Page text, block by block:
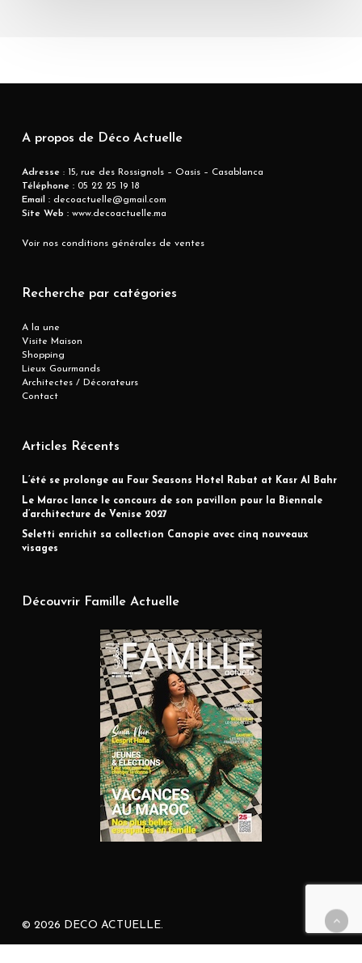
A propos de Déco Actuelle
Adresse : 15, rue des Rossignols – Oasis – Casablanca
Téléphone :05 22 25 19 18
Email :decoactuelle@gmail.com
Site Web :www.decoactuelle.ma
Voir nos conditions générales de ventes
Recherche par catégories
A la une
Visite Maison
Shopping
Lieux Gourmands
Architectes / Décorateurs
Contact
Articles Récents
L’été se prolonge au Four Seasons Hotel Rabat at Kasr Al Bahr
Le Maroc lance le concours de son pavillon pour la Biennale
d’architecture de Venise 2027
Seletti enrichit sa collection Canopie avec cinq nouveaux
visages
Découvrir Famille Actuelle
© 2026 DECO ACTUELLE.